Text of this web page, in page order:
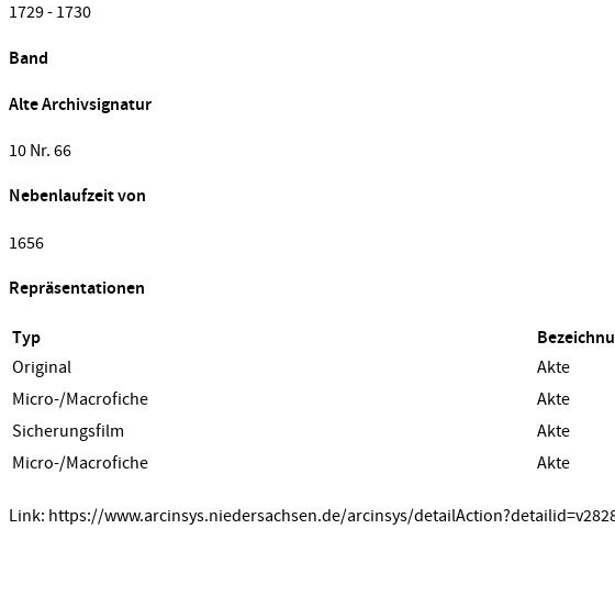
1729 - 1730
Band
Alte Archivsignatur
10 Nr. 66
Nebenlaufzeit von
1656
Repräsentationen
Typ
Original Akte
Micro-/Macrofiche
Akte
Sicherungsfilm
Akte
Micro-/Macrofiche
Akte
Link: https://www.arcinsys.niedersachsen.de/arcinsys/